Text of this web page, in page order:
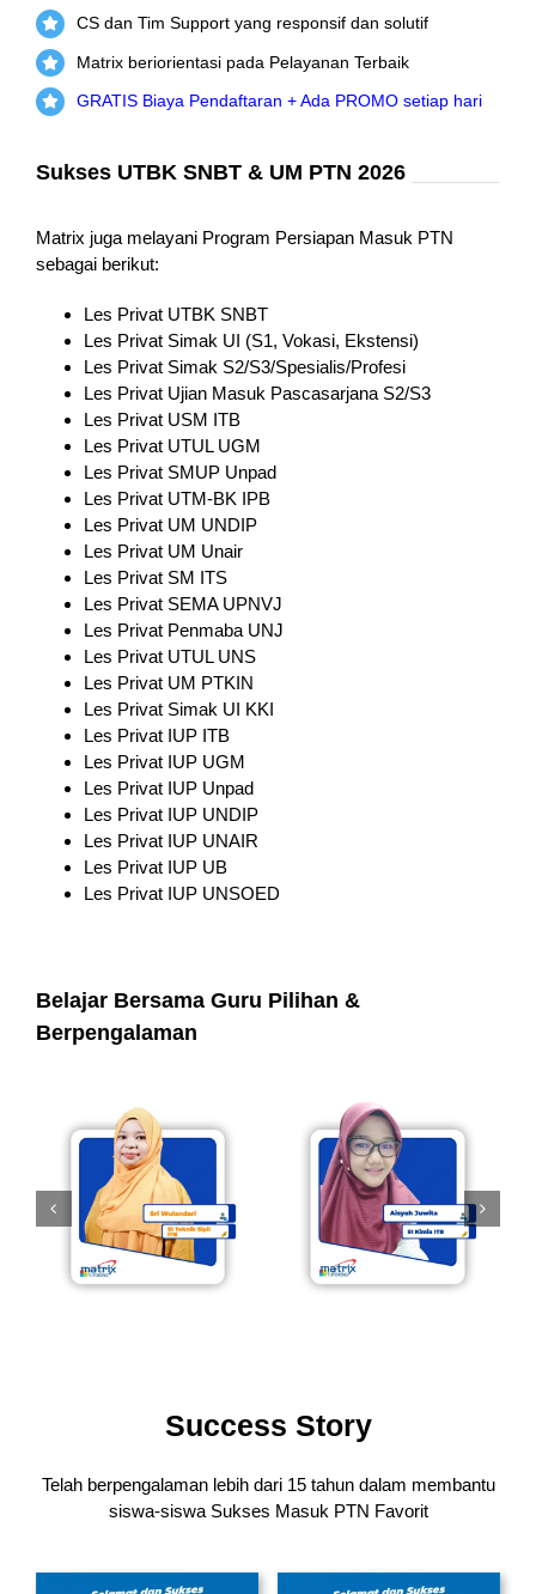
CS dan Tim Support yang responsif dan solutif
Matrix beriorientasi pada Pelayanan Terbaik
GRATIS Biaya Pendaftaran + Ada PROMO setiap hari
Sukses UTBK SNBT & UM PTN 2026
Matrix juga melayani Program Persiapan Masuk PTN
sebagai berikut:
Les Privat UTBK SNBT
Les Privat Simak UI (S1, Vokasi, Ekstensi)
Les Privat Simak S2/S3/Spesialis/Profesi
Les Privat Ujian Masuk Pascasarjana S2/S3
Les Privat USM ITB
Les Privat UTUL UGM
Les Privat SMUP Unpad
Les Privat UTM-BK IPB
Les Privat UM UNDIP
Les Privat UM Unair
Les Privat SM ITS
Les Privat SEMA UPNVJ
Les Privat Penmaba UNJ
Les Privat UTUL UNS
Les Privat UM PTKIN
Les Privat Simak UI KKI
Les Privat IUP ITB
Les Privat IUP UGM
Les Privat IUP Unpad
Les Privat IUP UNDIP
Les Privat IUP UNAIR
Les Privat IUP UB
Les Privat IUP UNSOED
Belajar Bersama Guru Pilihan &
Berpengalaman
Success Story
Telah berpengalaman lebih dari 15 tahun dalam membantu
siswa-siswa Sukses Masuk PTN Favorit